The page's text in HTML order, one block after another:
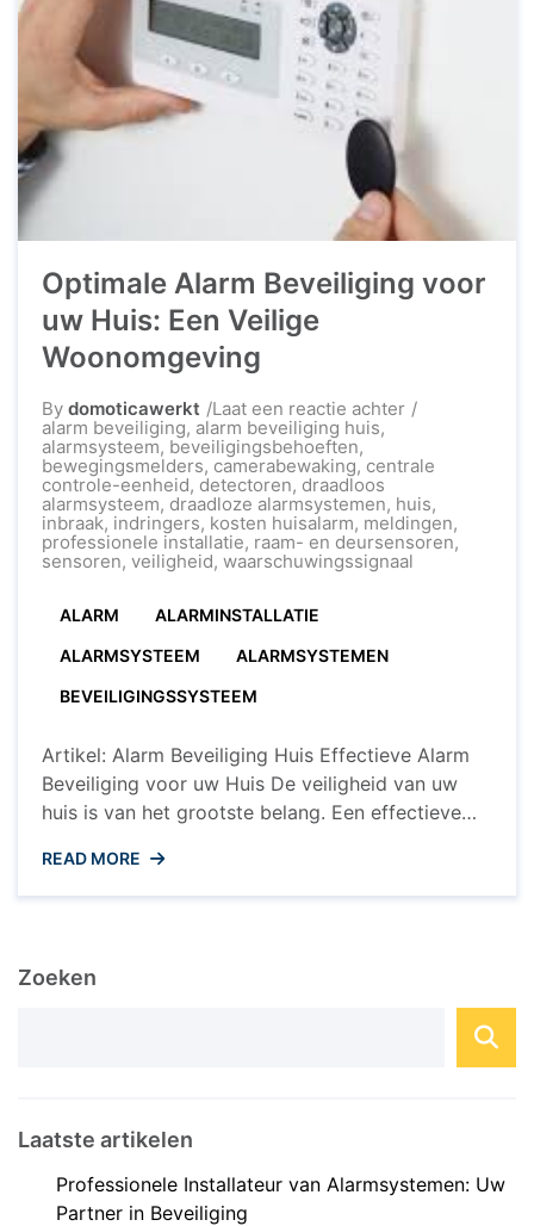
Optimale Alarm Beveiliging voor
uw Huis: Een Veilige
Woonomgeving
By domoticawerkt Laat een reactie achterop
Beveiliging
uw
Huis:
Een
Veilige
alarm beveiliging, alarm beveiliging huis,
alarmsysteem, beveiligingsbehoeften,
bewegingsmelders, camerabewaking, centrale
controle-eenheid, detectoren, draadloos
alarmsysteem, draadloze alarmsystemen, huis,
inbraak, indringers, kosten huisalarm, meldingen,
professionele installatie, raam- en deursensoren,
sensoren, veiligheid, waarschuwingssignaal
ALARM
ALARMINSTALLATIE
ALARMSYSTEEM
ALARMSYSTEMEN
BEVEILIGINGSSYSTEEM
Artikel: Alarm Beveiliging Huis Effectieve Alarm
Beveiliging voor uw Huis De veiligheid van uw
huis is van het grootste belang. Een effectieve
inbraak en ongewenste indringers is door het
installeren van een alarm beveiligingssysteem.
READ MORE
Zoeken
Laatste artikelen
Professionele Installateur van Alarmsystemen: Uw
Partner in Beveiliging